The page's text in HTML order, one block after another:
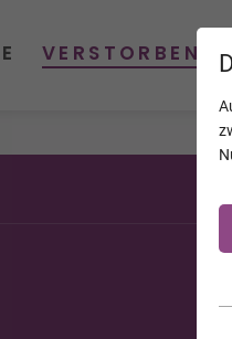
VERSTORBENE